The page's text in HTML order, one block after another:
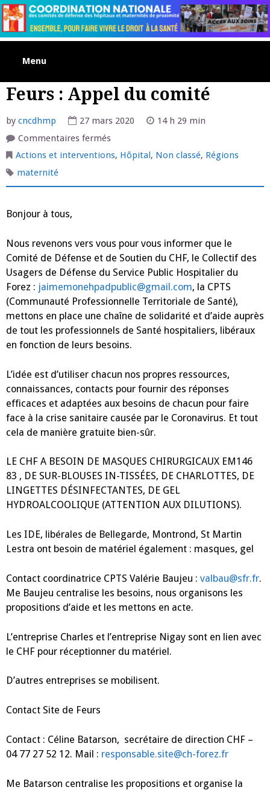
Skip
to
content
Menu
Feurs : Appel du comité
by cncdhmp 27 mars 2020
14 h 29 min
Commentaires ferméssur
:
Appel
Actions et interventions, Hôpital , Non classé, Régions
maternité
Bonjour à tous,
Nous revenons vers vous pour vous informer que le
Comité de Défense et de Soutien du CHF, le Collectif des
Usagers de Défense du Service Public Hospitalier du
Forez : jaimemonehpadpublic@gmail.com, la CPTS
(Communauté Professionnelle Territoriale de Santé),
mettons en place une chaîne de solidarité et d’aide auprès
de tout les professionnels de Santé hospitaliers, libéraux
en fonction de leurs besoins.
L’idée est d’utiliser chacun nos propres ressources,
connaissances, contacts pour fournir des réponses
efficaces et adaptées aux besoins de chacun pour faire
face à la crise sanitaire causée par le Coronavirus. Et tout
cela de manière gratuite bien-sûr.
LE CHF A BESOIN DE MASQUES CHIRURGICAUX EM146
83 , DE SUR-BLOUSES IN-TISSÉES, DE CHARLOTTES, DE
LINGETTES DÉSINFECTANTES, DE GEL
HYDROALCOOLIQUE (ATTENTION AUX DILUTIONS).
Les IDE, libérales de Bellegarde, Montrond, St Martin
Lestra ont besoin de matériel également : masques, gel
Contact coordinatrice CPTS Valérie Baujeu : valbau@sfr.fr.
Me Baujeu centralise les besoins, nous organisons les
propositions d’aide et les mettons en acte.
L’entreprise Charles et l’entreprise Nigay sont en lien avec
le CHF pour réceptionner du matériel.
D’autres entreprises se mobilisent.
Contact Site de Feurs
Contact : Céline Batarson, secrétaire de direction CHF –
04 77 27 52 12. Mail : responsable.site@ch-forez.fr
Me Batarson centralise les propositions et organise la